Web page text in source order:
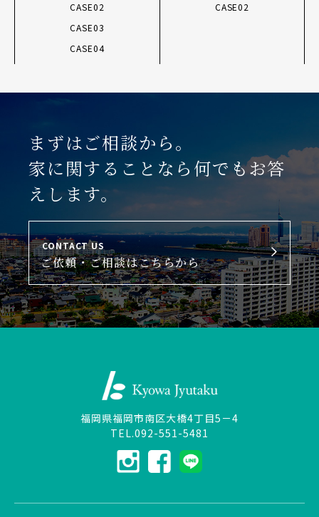
CASE02
CASE03
CASE04
CASE02
まずはご相談から。
家に関することなら何でもお答
えします。
CONTACT US
ご依頼・ご相談はこちらから
福岡県福岡市南区大橋4丁目5－4
TEL.092-551-5481